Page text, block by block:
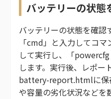
バッテリーの状態
バッテリーの状態を確認
「cmd」と入力してコ
して実行し、「
します。実行後、レポー
battery-report.htmlに保
や容量の劣化状況などを